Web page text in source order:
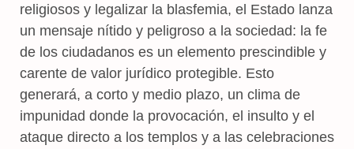
religiosos y legalizar la blasfemia, el Estado lanza
un mensaje nítido y peligroso a la sociedad: la fe
de los ciudadanos es un elemento prescindible y
carente de valor jurídico protegible. Esto
generará, a corto y medio plazo, un clima de
impunidad donde la provocación, el insulto y el
ataque directo a los templos y a las celebraciones